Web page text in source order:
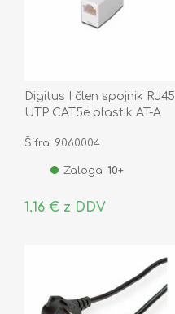
Digitus I člen spojnik RJ45
UTP CAT5e plastik AT-A
Šifra: 9060004
Zaloga: 10+
1,16 € z DDV